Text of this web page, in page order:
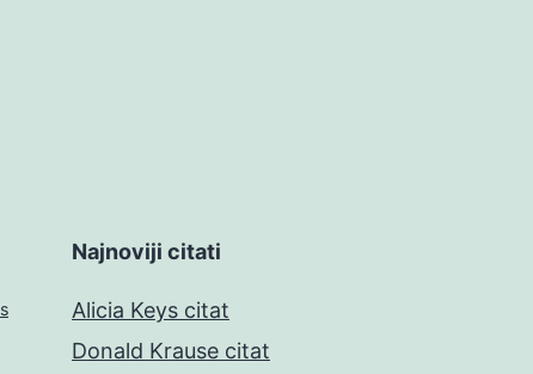
Najnoviji citati
Alicia Keys citat
Donald Krause citat